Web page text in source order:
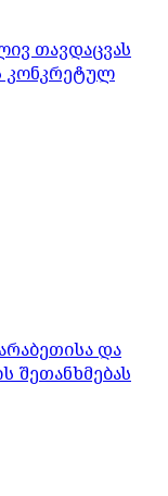
თავდაცვას
კონკრეტულ
და
შეთანხმებას